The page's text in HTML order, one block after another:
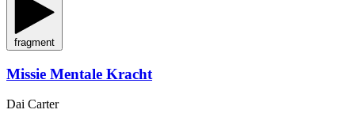
fragment
Missie Mentale Kracht
Dai Carter